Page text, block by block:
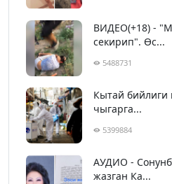
ВИДЕО(+18) -
секирип". Өс...
5488731
Кытай бийлиги
чыгарга...
5399884
АУДИО -
жазган Ка...